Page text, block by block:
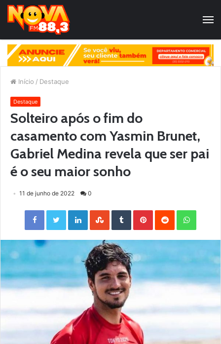
Início / Destaque
Destaque
Solteiro após o fim do
casamento com Yasmin Brunet,
Gabriel Medina revela que ser pai
é o seu maior sonho
11 de junho de 2022 0
Facebook Twitter LinkedIn StumbleUpon Tumblr Pinterest Reddit